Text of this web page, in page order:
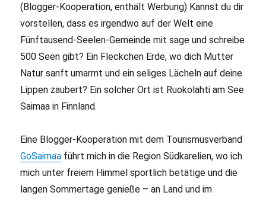
(Blogger-Kooperation, enthält Werbung) Kannst du dir
vorstellen, dass es irgendwo auf der Welt eine
Fünftausend-Seelen-Gemeinde mit sage und schreibe
500 Seen gibt? Ein Fleckchen Erde, wo dich Mutter
Natur sanft umarmt und ein seliges Lächeln auf deine
Lippen zaubert? Ein solcher Ort ist Ruokolahti am See
Saimaa in Finnland.
Eine Blogger-Kooperation mit dem Tourismusverband
GoSaimaa führt mich in die Region Südkarelien, wo ich
mich unter freiem Himmel sportlich betätige und die
langen Sommertage genieße – an Land und im